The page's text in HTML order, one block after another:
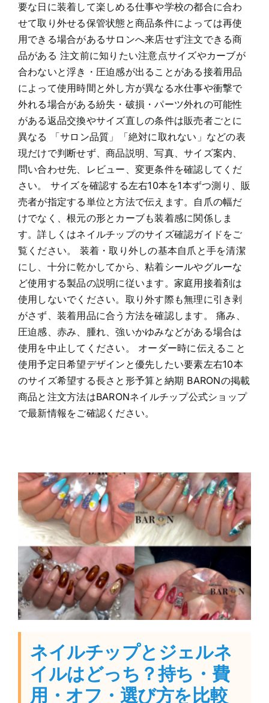
要な日に装着して楽しめる仕事や学校の都合に合わ
せて取り外せる保管状態と商品条件によっては再使
用できる場合があるサロンへ来店せず注文できる商
品がある 注文前に知りたい注意点サイズやカーブが
合わないと浮き・圧迫感が出ることがある接着用品
によって使用時間と外し方が異なる水仕事や衝撃で
外れる場合がある紛失・破損・パーツ外れの可能性
がある返品交換やサイズ直しの条件は販売者ごとに
異なる 「サロン品質」「絶対に取れない」などの表
現だけで判断せず、商品説明、写真、サイズ案内、
問い合わせ先、レビュー、変更条件を確認してくだ
さい。 サイズを確認する左右10本を1本ずつ測り、販
売者が指定する単位と方法で伝えます。自爪の幅だ
けでなく、根元の形とカーブも装着感に関係しま
す。詳しくはネイルチップのサイズ確認ガイドをご
覧ください。 装着・取り外しの基本自爪と手を清潔
にし、十分に乾かしてから、粘着シールやグルーな
ど使用する製品の説明に従います。家庭用接着剤は
使用しないでください。取り外す際も無理に引き剥
がさず、装着用品に合う方法を確認します。 痛み、
圧迫感、赤み、腫れ、強いかゆみなどがある場合は
使用を中止してください。 オーダー時に伝えること
使用予定日希望デザインと優先したい要素左右10本
のサイズ希望する長さと形予算と納期 BARONの掲載
商品と注文方法はBARONネイルチップ公式ショップ
で最新情報をご確認ください。
ネイルチップとジェルネ
イルはどっち？持ち・費
用・オフ・選び方を比較